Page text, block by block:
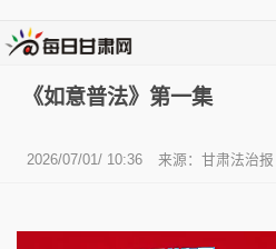
《如意普法》第一集
2026/07/01/ 10:36 来源：甘肃法治报